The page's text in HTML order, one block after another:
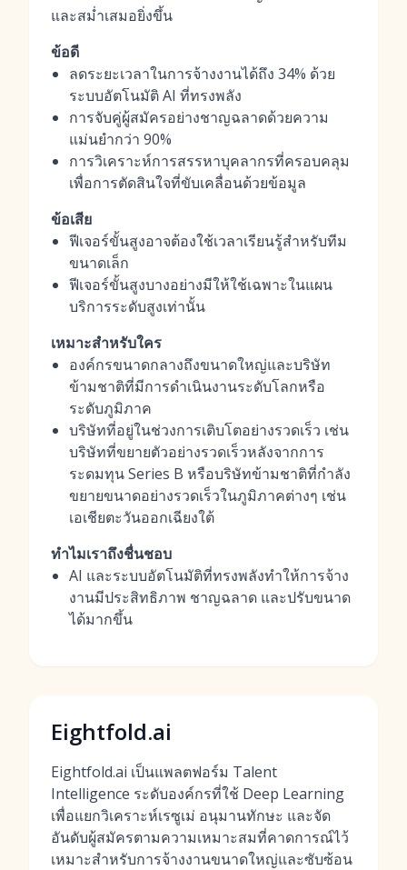
และสม่ำเสมอยิ่งขึ้น
ข้อดี
ลดระยะเวลาในการจ้างงานได้ถึง 34% ด้วย
ระบบอัตโนมัติ AI ที่ทรงพลัง
การจับคู่ผู้สมัครอย่างชาญฉลาดด้วยความ
แม่นยำกว่า 90%
การวิเคราะห์การสรรหาบุคลากรที่ครอบคลุม
เพื่อการตัดสินใจที่ขับเคลื่อนด้วยข้อมูล
ข้อเสีย
ฟีเจอร์ขั้นสูงอาจต้องใช้เวลาเรียนรู้สำหรับทีม
ขนาดเล็ก
ฟีเจอร์ขั้นสูงบางอย่างมีให้ใช้เฉพาะในแผน
บริการระดับสูงเท่านั้น
เหมาะสำหรับใคร
องค์กรขนาดกลางถึงขนาดใหญ่และบริษัท
ข้ามชาติที่มีการดำเนินงานระดับโลกหรือ
ระดับภูมิภาค
บริษัทที่อยู่ในช่วงการเติบโตอย่างรวดเร็ว เช่น
บริษัทที่ขยายตัวอย่างรวดเร็วหลังจากการ
ระดมทุน Series B หรือบริษัทข้ามชาติที่กำลัง
ขยายขนาดอย่างรวดเร็วในภูมิภาคต่างๆ เช่น
เอเชียตะวันออกเฉียงใต้
ทำไมเราถึงชื่นชอบ
AI และระบบอัตโนมัติที่ทรงพลังทำให้การจ้าง
งานมีประสิทธิภาพ ชาญฉลาด และปรับขนาด
ได้มากขึ้น
Eightfold.ai
Eightfold.ai เป็นแพลตฟอร์ม Talent
Intelligence ระดับองค์กรที่ใช้ Deep Learning
เพื่อแยกวิเคราะห์เรซูเม่ อนุมานทักษะ และจัด
อันดับผู้สมัครตามความเหมาะสมที่คาดการณ์ไว้
เหมาะสำหรับการจ้างงานขนาดใหญ่และซับซ้อน